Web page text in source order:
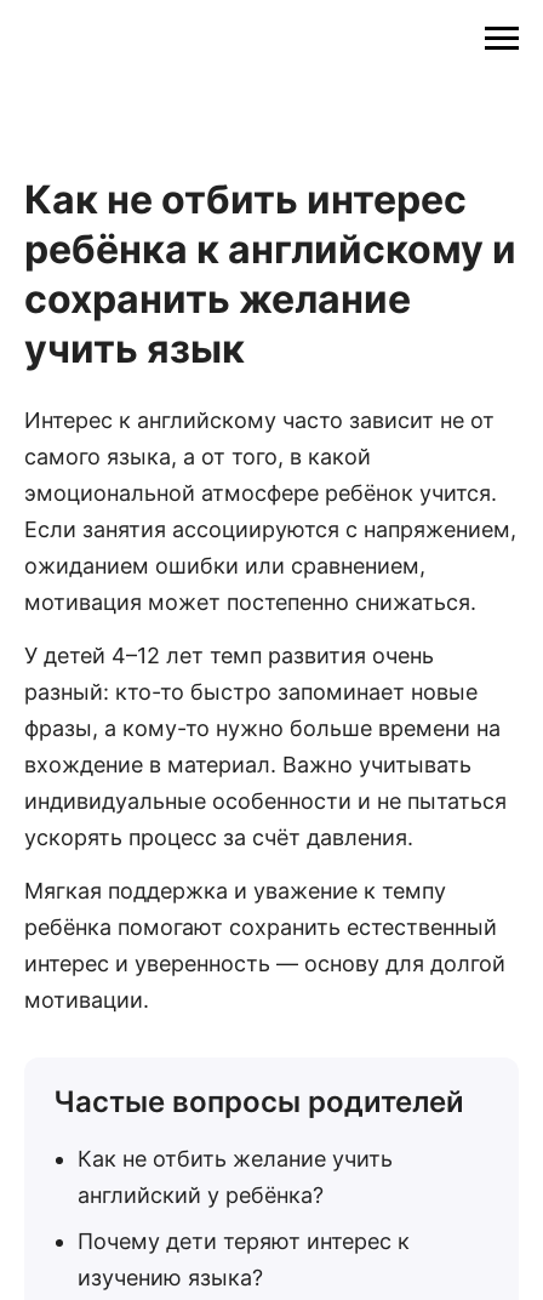
Как не отбить интерес
ребёнка к английскому и
сохранить желание
учить язык
Интерес к английскому часто зависит не от
самого языка, а от того, в какой
эмоциональной атмосфере ребёнок учится.
Если занятия ассоциируются с напряжением,
ожиданием ошибки или сравнением,
мотивация может постепенно снижаться.
У детей 4–12 лет темп развития очень
разный: кто-то быстро запоминает новые
фразы, а кому-то нужно больше времени на
вхождение в материал. Важно учитывать
индивидуальные особенности и не пытаться
ускорять процесс за счёт давления.
Мягкая поддержка и уважение к темпу
ребёнка помогают сохранить естественный
интерес и уверенность — основу для долгой
мотивации.
Частые вопросы родителей
Как не отбить желание учить
английский у ребёнка?
Почему дети теряют интерес к
изучению языка?